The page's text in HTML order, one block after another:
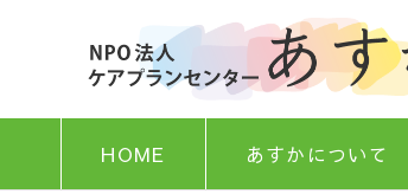
HOME あすかについて